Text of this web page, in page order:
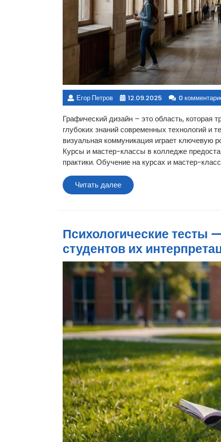
Егор Петров 12.09.2025 0
Графический дизайн – это область, которая
глубоких знаний современных технологий и
визуальная коммуникация играет ключевую
Курсы и мастер-классы в колледже
практики. Обучение на курсах и мастер-
Читать далееЧитать
далее
Психологические тесты
студентов их